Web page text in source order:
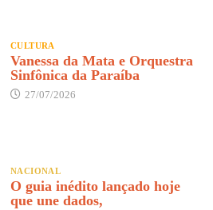
CULTURA
Vanessa da Mata e Orquestra
Sinfônica da Paraíba
27/07/2026
NACIONAL
O guia inédito lançado hoje
que une dados,